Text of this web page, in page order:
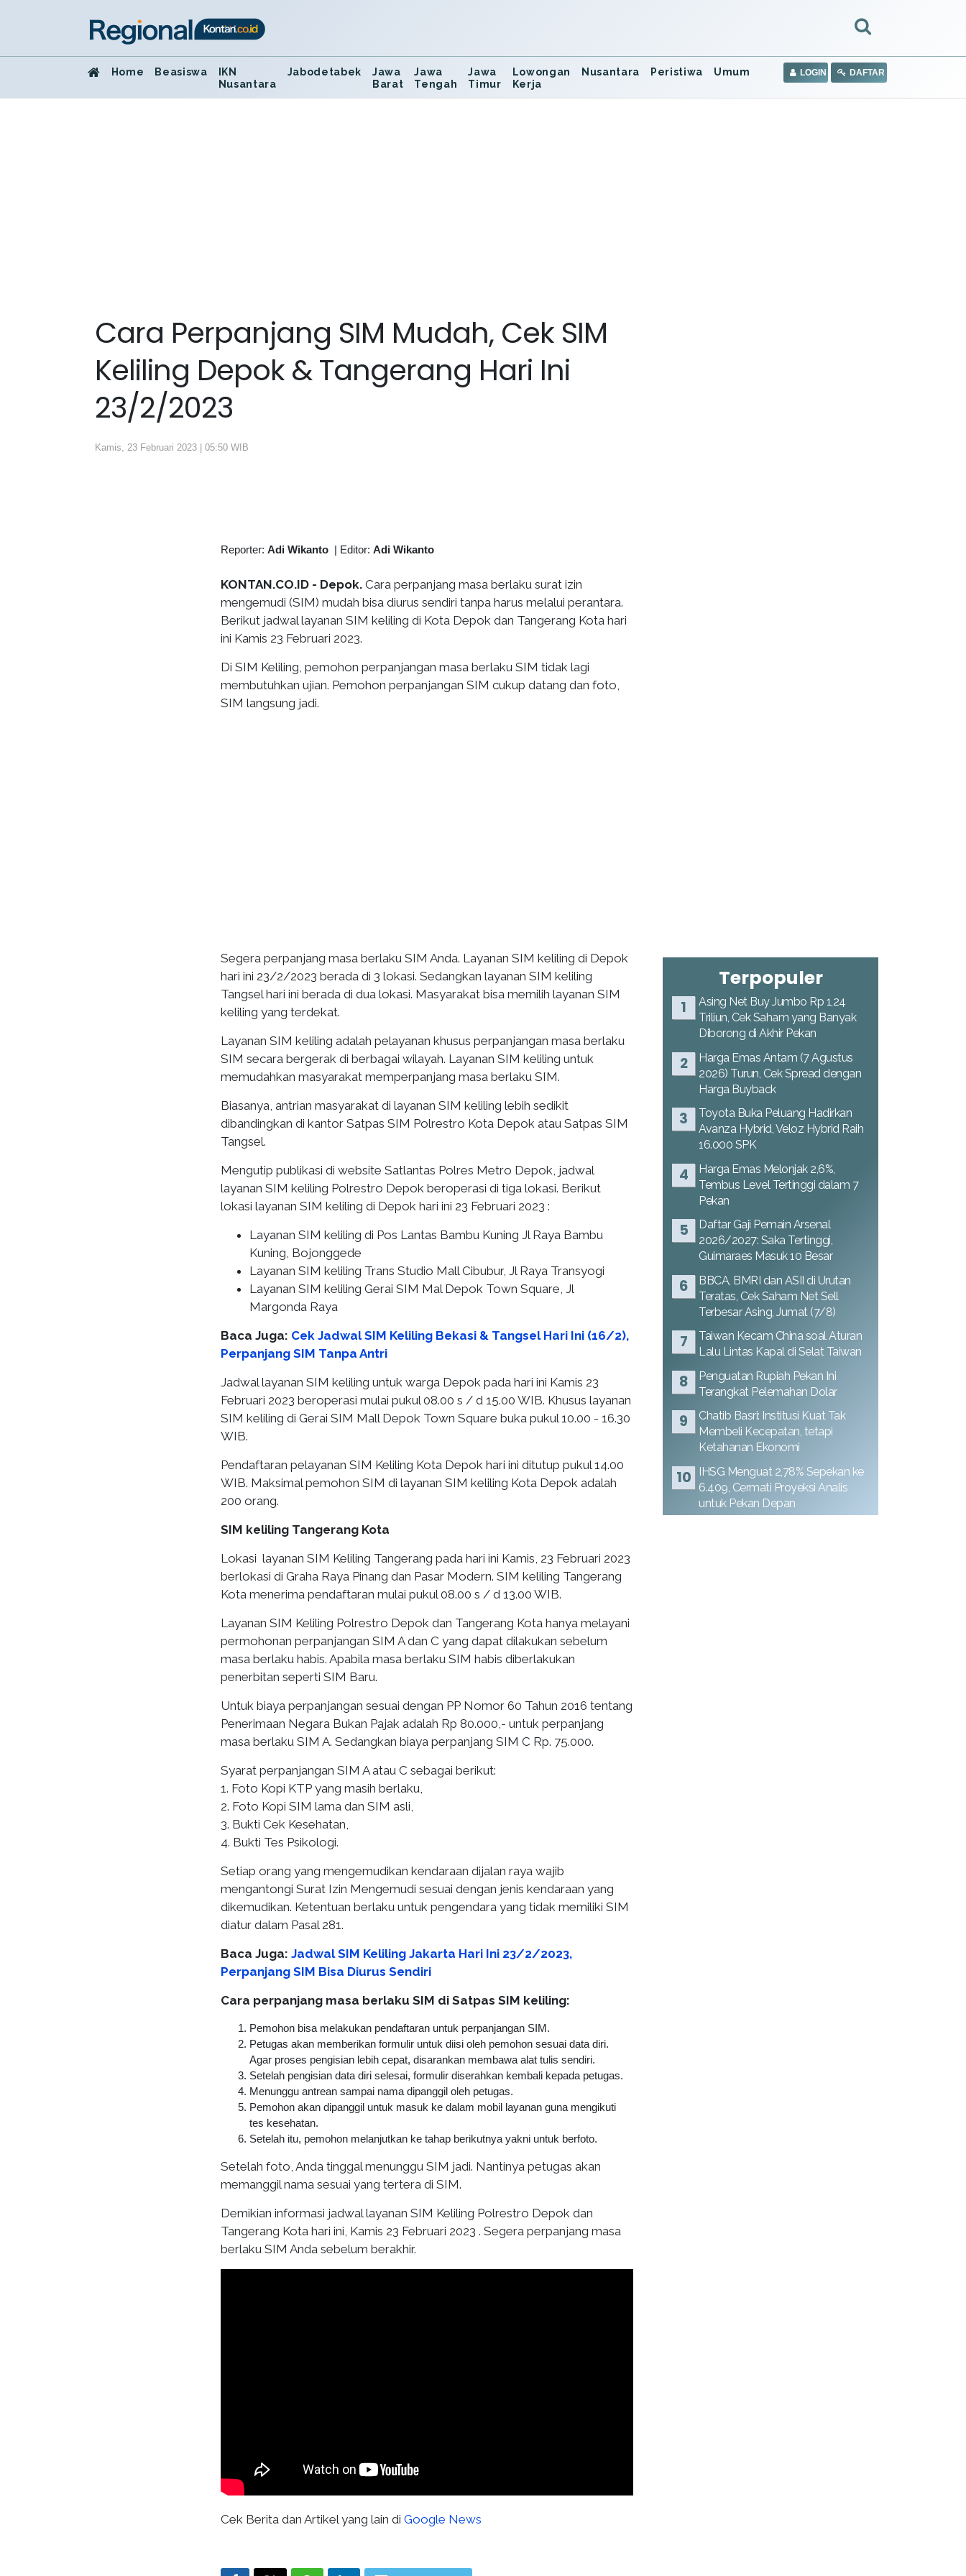
Home Beasiswa
IKN
Nusantara
Jabodetabek
Jawa
Barat
Jawa
Tengah
Jawa
Timur
Lowongan
Kerja
Nusantara Peristiwa Umum LOGIN DAFTAR
Cara Perpanjang SIM Mudah, Cek SIM
Keliling Depok & Tangerang Hari Ini
23/2/2023
Kamis, 23 Februari 2023 | 05:50 WIB
Reporter: Adi Wikanto | Editor: Adi Wikanto
KONTAN.CO.ID - Depok. Cara perpanjang masa berlaku surat izin
mengemudi (SIM) mudah bisa diurus sendiri tanpa harus melalui perantara.
Berikut jadwal layanan SIM keliling di Kota Depok dan Tangerang Kota hari
ini Kamis 23 Februari 2023.
Di SIM Keliling, pemohon perpanjangan masa berlaku SIM tidak lagi
membutuhkan ujian. Pemohon perpanjangan SIM cukup datang dan foto,
SIM langsung jadi.
Segera perpanjang masa berlaku SIM Anda. Layanan SIM keliling di Depok
hari ini 23/2/2023 berada di 3 lokasi. Sedangkan layanan SIM keliling
Tangsel hari ini berada di dua lokasi. Masyarakat bisa memilih layanan SIM
keliling yang terdekat.
Layanan SIM keliling adalah pelayanan khusus perpanjangan masa berlaku
SIM secara bergerak di berbagai wilayah. Layanan SIM keliling untuk
memudahkan masyarakat memperpanjang masa berlaku SIM.
Biasanya, antrian masyarakat di layanan SIM keliling lebih sedikit
dibandingkan di kantor Satpas SIM Polrestro Kota Depok atau Satpas SIM
Tangsel.
Mengutip publikasi di website Satlantas Polres Metro Depok, jadwal
layanan SIM keliling Polrestro Depok beroperasi di tiga lokasi. Berikut
lokasi layanan SIM keliling di Depok hari ini 23 Februari 2023 :
Layanan SIM keliling di Pos Lantas Bambu Kuning Jl Raya Bambu
Kuning, Bojonggede
Layanan SIM keliling Trans Studio Mall Cibubur, Jl Raya Transyogi
Layanan SIM keliling Gerai SIM Mal Depok Town Square, Jl
Margonda Raya
Baca Juga: Cek Jadwal SIM Keliling Bekasi & Tangsel Hari Ini (16/2),
Perpanjang SIM Tanpa Antri
Jadwal layanan SIM keliling untuk warga Depok pada hari ini Kamis 23
Februari 2023 beroperasi mulai pukul 08.00 s / d 15.00 WIB. Khusus layanan
SIM keliling di Gerai SIM Mall Depok Town Square buka pukul 10.00 - 16.30
WIB.
Pendaftaran pelayanan SIM Keliling Kota Depok hari ini ditutup pukul 14.00
WIB. Maksimal pemohon SIM di layanan SIM keliling Kota Depok adalah
200 orang.
SIM keliling Tangerang Kota
Lokasi layanan SIM Keliling Tangerang pada hari ini Kamis, 23 Februari 2023
berlokasi di Graha Raya Pinang dan Pasar Modern. SIM keliling Tangerang
Kota menerima pendaftaran mulai pukul 08.00 s / d 13.00 WIB.
Layanan SIM Keliling Polrestro Depok dan Tangerang Kota hanya melayani
permohonan perpanjangan SIM A dan C yang dapat dilakukan sebelum
masa berlaku habis. Apabila masa berlaku SIM habis diberlakukan
penerbitan seperti SIM Baru.
Untuk biaya perpanjangan sesuai dengan PP Nomor 60 Tahun 2016 tentang
Penerimaan Negara Bukan Pajak adalah Rp 80.000,- untuk perpanjang
masa berlaku SIM A. Sedangkan biaya perpanjang SIM C Rp. 75.000.
Syarat perpanjangan SIM A atau C sebagai berikut:
1. Foto Kopi KTP yang masih berlaku,
2. Foto Kopi SIM lama dan SIM asli,
3. Bukti Cek Kesehatan,
4. Bukti Tes Psikologi.
Setiap orang yang mengemudikan kendaraan dijalan raya wajib
mengantongi Surat Izin Mengemudi sesuai dengan jenis kendaraan yang
dikemudikan. Ketentuan berlaku untuk pengendara yang tidak memiliki SIM
diatur dalam Pasal 281.
Baca Juga: Jadwal SIM Keliling Jakarta Hari Ini 23/2/2023,
Perpanjang SIM Bisa Diurus Sendiri
Cara perpanjang masa berlaku SIM di Satpas SIM keliling:
Pemohon bisa melakukan pendaftaran untuk perpanjangan SIM.
Petugas akan memberikan formulir untuk diisi oleh pemohon sesuai data diri.
Agar proses pengisian lebih cepat, disarankan membawa alat tulis sendiri.
Setelah pengisian data diri selesai, formulir diserahkan kembali kepada petugas.
Menunggu antrean sampai nama dipanggil oleh petugas.
Pemohon akan dipanggil untuk masuk ke dalam mobil layanan guna mengikuti
tes kesehatan.
Setelah itu, pemohon melanjutkan ke tahap berikutnya yakni untuk berfoto.
Setelah foto, Anda tinggal menunggu SIM jadi. Nantinya petugas akan
memanggil nama sesuai yang tertera di SIM.
Demikian informasi jadwal layanan SIM Keliling Polrestro Depok dan
Tangerang Kota hari ini, Kamis 23 Februari 2023 . Segera perpanjang masa
berlaku SIM Anda sebelum berakhir.
Cek Berita dan Artikel yang lain di Google News
Terpopuler
Asing Net Buy Jumbo Rp 1,24
Triliun, Cek Saham yang Banyak
Diborong di Akhir Pekan
Harga Emas Antam (7 Agustus
2026) Turun, Cek Spread dengan
Harga Buyback
Toyota Buka Peluang Hadirkan
Avanza Hybrid, Veloz Hybrid Raih
16.000 SPK
Harga Emas Melonjak 2,6%,
Tembus Level Tertinggi dalam 7
Pekan
Daftar Gaji Pemain Arsenal
2026/2027: Saka Tertinggi,
Guimaraes Masuk 10 Besar
BBCA, BMRI dan ASII di Urutan
Teratas, Cek Saham Net Sell
Terbesar Asing, Jumat (7/8)
Taiwan Kecam China soal Aturan
Lalu Lintas Kapal di Selat Taiwan
Penguatan Rupiah Pekan Ini
Terangkat Pelemahan Dolar
Chatib Basri: Institusi Kuat Tak
Membeli Kecepatan, tetapi
Ketahanan Ekonomi
IHSG Menguat 2,78% Sepekan ke
6.409, Cermati Proyeksi Analis
untuk Pekan Depan